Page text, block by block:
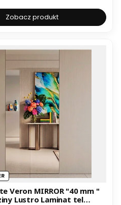
Zobacz produkt
Veron MIRROR "40 mm "
Lustro Laminat tel